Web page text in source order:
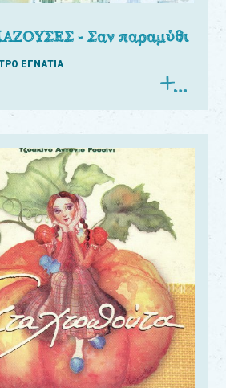
- Σαν παραμύθι
ΕΓΝΑΤΙΑ